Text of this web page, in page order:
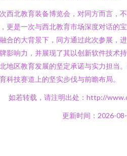
西北教育装备博览会，对同方而言，
更是一次与西北教育市场深度对话的
合的大背景下，同方通过此次参展，
影响力，并展现了其以创新软件技术
地区教育发展的坚定承诺与实力担当
科技赛道上的坚实步伐与前瞻布局。
如若转载，请注明出处：http://
更新时间：2026-